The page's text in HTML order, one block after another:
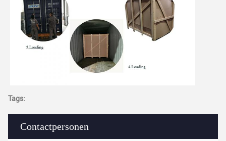
Contactpersonen
Tags: